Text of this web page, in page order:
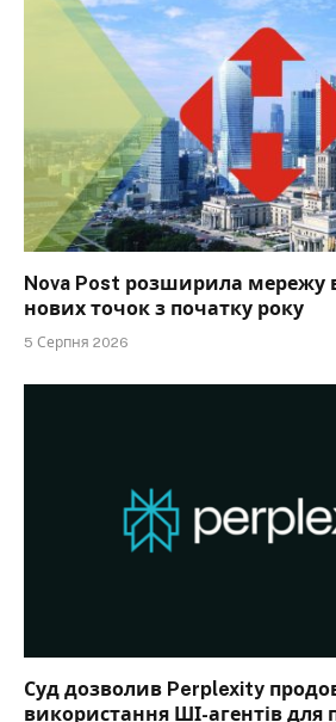
Nova Post розширила мережу
нових точок з початку року
5 Серпня 2026
Суд дозволив Perplexity
використання ШІ-агентів для